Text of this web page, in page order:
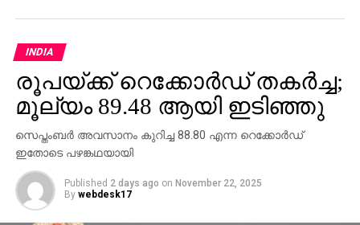
വ്യക്തിനിയമങ്ങള്‍ ഭരണഘടനക്ക് വിധേയമല്ല എന്ന
യാഥാസ്ഥിതികമായ കാഴ്ചപ്പാടാണ്
ചിലയാളുകള്‍ക്കുള്ളത്. എന്നാല്‍, സര്‍ക്കാറിന്റെ
കാഴ്ചപ്പാട് വ്യക്തമാണ്. വ്യക്തിനിയമങ്ങള്‍
ഭരണഘടനക്ക് വിധേയമാണ്. അതിനാല്‍, മൂന്നുതവണ
തലാഖ് ചൊല്ലി വിവാഹബന്ധം വേര്‍പെടുത്തുന്ന
സമ്പ്രദായത്തിലും തുല്യതയുടെയും അന്തസ്സോടെ
ജീവിക്കാനുള്ള അവകാശത്തിന്റെയും അളവുകോല്‍
വെച്ചാണ് വിധിപറയേണ്ടത്. ഇതേ മാനദണ്ഡം മറ്റെല്ലാ
വ്യക്തിനിയമങ്ങള്‍ക്കും ബാധകമാണെന്നും ജെയ്റ്റ്‌ലി
INDIA
രൂപയ്ക്ക് റെക്കോര്‍ഡ് തകര്‍ച്ച;
മൂല്യം 89.48 ആയി ഇടിഞ്ഞു
സെപ്തംബര്‍ അവസാനം കുറിച്ച 88.80 എന്ന റെക്കോര്‍ഡ്
ഇതോടെ പഴങ്കഥയായി
Published 2 days ago on November 22, 2025
By webdesk17